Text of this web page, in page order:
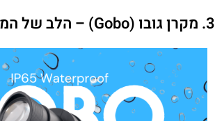
3. מקרן גובו (Gobo) – הלב של המערכת